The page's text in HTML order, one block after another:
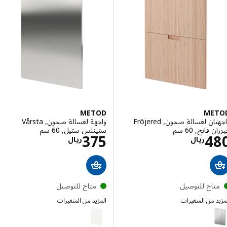
واجهتان لغسالة صحون, Fröjered
فاتح, 60 سم
ريالالاسعار ريال 480
للتوصيل
من المتغيرات
METOD
واجهة لغسالة صحون, Vårsta
ستينلس ستيل, 60 سم
ريال375 الاسعار ريال 375
متاح للتوصيل
المزيد من المتغيرات